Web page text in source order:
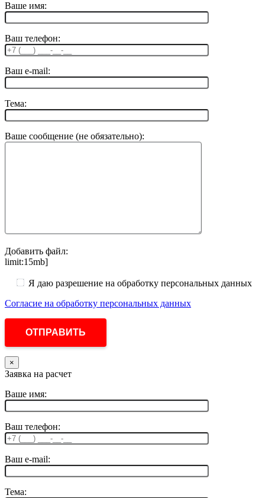
Ваше имя:
Ваш телефон:
Ваш e-mail:
Тема:
Ваше сообщение (не обязательно):
Добавить файл:
limit:15mb]
Я даю разрешение на обработку персональных данных
Согласие на обработку персональных данных
×
Заявка на расчет
Ваше имя:
Ваш телефон:
Ваш e-mail:
Тема: